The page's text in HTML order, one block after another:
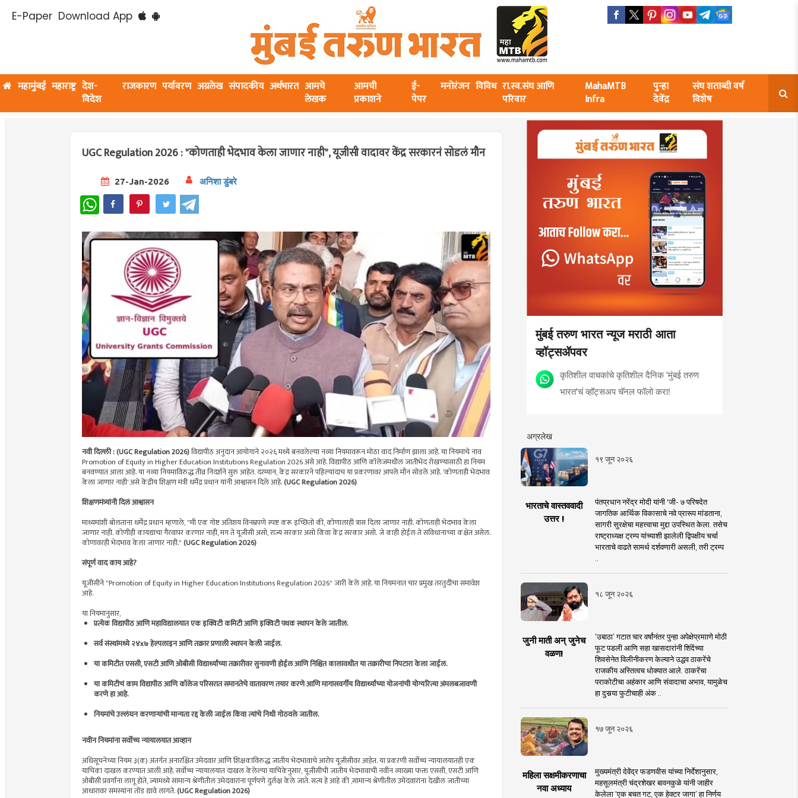
E-Paper Download App
महामुंबई महाराष्ट्र देश-
विदेश
राजकारण पर्यावरण अग्रलेख संपादकीय अर्थभारत आमचे
लेखक
आमची
प्रकाशने
ई-
पेपर
मनोरंजन विविध रा.स्व.संघ आणि
परिवार
MahaMTB
Infra
पुन्हा
देवेंद्र
संघ शताब्दी वर्ष
विशेष
UGC Regulation 2026 : "कोणताही भेदभाव केला जाणार नाही", यूजीसी वादावर केंद्र सरकारनं सोडलं मौन
27-Jan-2026 अनिशा डुंबरे
WhatsApp
नवी दिल्ली : (UGC Regulation 2026)विद्यापीठ अनुदान आयोगाने २०२६ मध्ये बनवलेल्या नव्या नियमावरून मोठा वाद निर्माण झाला आहे. या नियमाचे नाव
Promotion of Equity in Higher Education Institutions Regulation 2026 असे आहे. विद्यापीठ आणि कॉलेजमधील जातीभेद रोखण्यासाठी हा नियम
बनवण्यात आला आहे. या नव्या नियमाविरुद्ध तीव्र निदर्शने सुरु आहेत. दरम्यान, केंद्र सरकारने पहिल्यांदाच या प्रकरणावर आपले मौन सोडले आहे. 'कोणताही भेदभाव
केला जाणार नाही' असे केंद्रीय शिक्षण मंत्री धर्मेंद्र प्रधान यांनी आश्वासन दिले आहे.(UGC Regulation 2026)
शिक्षणमंत्र्यांनी दिलं आश्वासन
माध्यमांशी बोलताना धर्मेंद्र प्रधान म्हणाले, "मी एक गोष्ट अतिशय विनम्रपणे स्पष्ट करू इच्छितो की, कोणालाही त्रास दिला जाणार नाही. कोणताही भेदभाव केला
जाणार नाही. कोणीही कायद्याचा गैरवापर करणार नाही, मग ते यूजीसी असो, राज्य सरकार असो किंवा केंद्र सरकार असो. जे काही होईल ते संविधानाच्या कक्षेत असेल.
कोणावरही भेदभाव केला जाणार नाही."(UGC Regulation 2026)
संपूर्ण वाद काय आहे?
यूजीसीने "Promotion of Equity in Higher Education Institutions Regulation 2026" जारी केले आहे. या नियमनात चार प्रमुख तरतुदींचा समावेश
आहे.
या नियमानुसार,
प्रत्येक विद्यापीठ आणि महाविद्यालयात एक इक्विटी कमिटी आणि इक्विटी पथक स्थापन केले जातील.
सर्व संस्थांमध्ये २४x७ हेल्पलाइन आणि तक्रार प्रणाली स्थापन केली जाईल.
या कमिटीत एससी, एसटी आणि ओबीसी विद्यार्थ्यांच्या तक्रारीवर सुनावणी होईल आणि निश्चित कालावधीत या तक्रारीचा निपटारा केला जाईल.
या कमिटीचं काम विद्यापीठ आणि कॉलेज परिसरात समानतेचे वातावरण तयार करणे आणि मागासवर्गीय विद्यार्थ्यांच्या योजनांची योग्यरित्या अंमलबजावणी
करणे हा आहे.
नियमांचे उल्लंघन करणाऱ्यांची मान्यता रद्द केली जाईल किंवा त्यांचे निधी गोठवले जातील.
नवीन नियमांना सर्वोच्च न्यायालयात आव्हान
अधिसूचनेच्या नियम ३(क) अंतर्गत अनारक्षित उमेदवार आणि शिक्षकांविरुद्ध जातीय भेदभावाचे आरोप यूजीसीवर आहेत. या प्रकरणी सर्वोच्च न्यायालयातही एक
याचिका दाखल करण्यात आली आहे. सर्वोच्च न्यायालयात दाखल केलेल्या याचिकेनुसार, यूजीसीची जातीय भेदभावाची नवीन व्याख्या फक्त एससी, एसटी आणि
ओबीसी प्रवर्गांना लागू होते, ज्यामध्ये सामान्य श्रेणीतील उमेदवारांना पूर्णपणे दुर्लक्ष केले जाते. सत्य हे आहे की ,सामान्य श्रेणीतील उमेदवारांना देखील जातीच्या
आधारावर समस्यांना तोंड द्यावे लागते.(UGC Regulation 2026)
मुंबई तरुण भारत न्यूज मराठी आता
व्हॉट्सॲपवर
कृतिशील वाचकांचे कृतिशील दैनिक 'मुंबई तरुण
भारत'चं व्हॉट्सअप चॅनल फॉलो करा!
अग्रलेख
१९ जून २०२६
भारताचे वास्तववादी
उत्तर !
पंतप्रधान नरेंद्र मोदी यांनी 'जी- ७ परिषदेत
जागतिक आर्थिक विकासाचे नवे प्रारूप मांडताना,
सागरी सुरक्षेचा महत्त्वाचा मुद्दा उपस्थित केला. तसेच
राष्ट्राध्यक्ष ट्रम्प यांच्याशी झालेली द्विपक्षीय चर्चा
भारताचे वाढते सामर्थ दर्शवणारी असली, तरी ट्रम्प
१८ जून २०२६
जुनी माती अन् जुनेच
वळण!
‘उबाठा’ गटात चार वर्षांनंतर पुन्हा अपेक्षेप्रमााणे मोठी
फूट पडली आणि सहा खासदारांनी शिंदेंच्या
शिवसेनेत विलीनीकरण केल्याने उद्धव ठाकरेंचे
राजकीय अस्तित्वच धोक्यात आले. ठाकरेंचा
पराकोटीचा अहंकार आणि संवादाचा अभाव, यामुळेच
हा दुसर्‍या फुटीचाही अंक ..
१७ जून २०२६
महिला सक्षमीकरणाचा
नवा अध्याय
मुख्यमंत्री देवेंद्र फडणवीस यांच्या निर्देशानुसार,
महसूलमंत्री चंद्रशेखर बावनकुळे यांनी जाहीर
केलेला ‘एक बचत गट, एक हेक्टर जागा’ हा निर्णय